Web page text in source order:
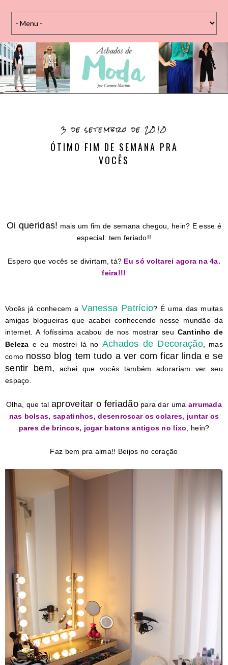
3 de setembro de 2010
ÓTIMO FIM DE SEMANA PRA
VOCÊS
Oi queridas! mais um fim de semana chegou, hein? E esse é
especial: tem feriado!!
Espero que vocês se divirtam, tá? Eu só voltarei agora na 4a.
feira!!!
Vocês já conhecem aVanessa Patrício? É uma das muitas
amigas blogueiras que acabei conhecendo nesse mundão da
internet. A fofíssima acabou de nos mostrar seu Cantinho de
Beleza e eu mostrei lá no Achados de Decoração, mas
como nosso blog tem tudo a ver com ficar linda e se
sentir bem, achei que vocês também adorariam ver seu
espaço.
Olha, que tal aproveitar o feriadãopara dar uma arrumada
nas bolsas, sapatinhos, desenroscar os colares, juntar os
pares de brincos, jogar batons antigos no lixo , hein?
Faz bem pra alma!! Beijos no coração